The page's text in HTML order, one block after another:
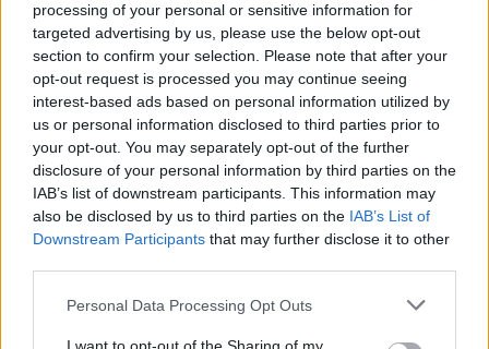
processing of your personal or sensitive information for
targeted advertising by us, please use the below opt-out
section to confirm your selection. Please note that after your
opt-out request is processed you may continue seeing
interest-based ads based on personal information utilized by
us or personal information disclosed to third parties prior to
your opt-out. You may separately opt-out of the further
disclosure of your personal information by third parties on the
IAB’s list of downstream participants. This information may
also be disclosed by us to third parties on the IAB’s List of
Downstream Participants that may further disclose it to other
Personal Data Processing Opt Outs